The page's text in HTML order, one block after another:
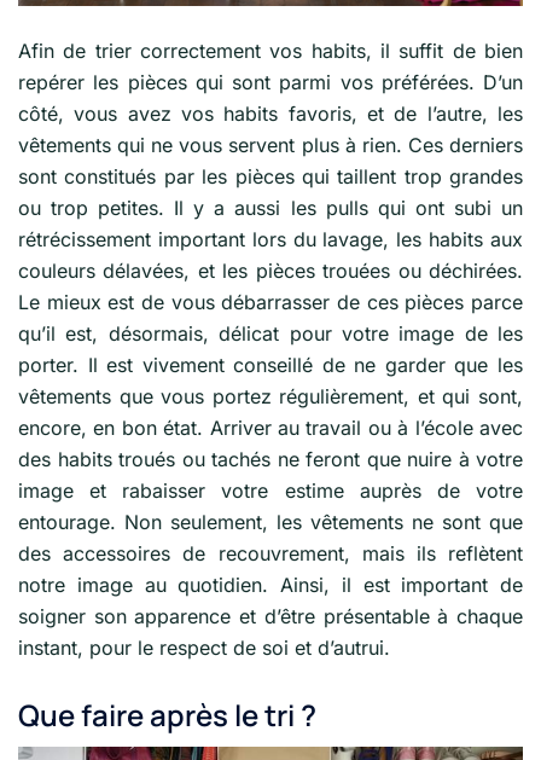
Afin de trier correctement vos habits, il suffit de bien
repérer les pièces qui sont parmi vos préférées. D’un
côté, vous avez vos habits favoris, et de l’autre, les
vêtements qui ne vous servent plus à rien. Ces derniers
sont constitués par les pièces qui taillent trop grandes
ou trop petites. Il y a aussi les pulls qui ont subi un
rétrécissement important lors du lavage, les habits aux
couleurs délavées, et les pièces trouées ou déchirées.
Le mieux est de vous débarrasser de ces pièces parce
qu’il est, désormais, délicat pour votre image de les
porter. Il est vivement conseillé de ne garder que les
vêtements que vous portez régulièrement, et qui sont,
encore, en bon état. Arriver au travail ou à l’école avec
des habits troués ou tachés ne feront que nuire à votre
image et rabaisser votre estime auprès de votre
entourage. Non seulement, les vêtements ne sont que
des accessoires de recouvrement, mais ils reflètent
notre image au quotidien. Ainsi, il est important de
soigner son apparence et d’être présentable à chaque
instant, pour le respect de soi et d’autrui.
Que faire après le tri ?